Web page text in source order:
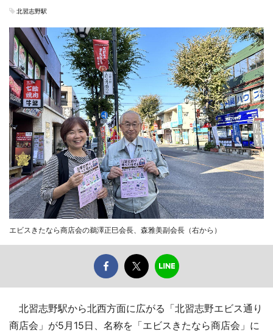
北習志野駅
エビスきたなら商店会の鵜澤正巳会長、森雅美副会長（右から）
北習志野駅から北西方面に広がる「北習志野エビス通り
商店会」が5月15日、名称を「エビスきたなら商店会」に